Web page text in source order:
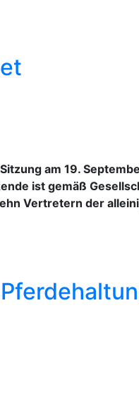
am 19.
ist gemäß
Vertretern der